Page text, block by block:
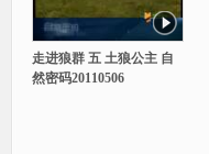
走进狼群 五 土狼公主 自
然密码20110506